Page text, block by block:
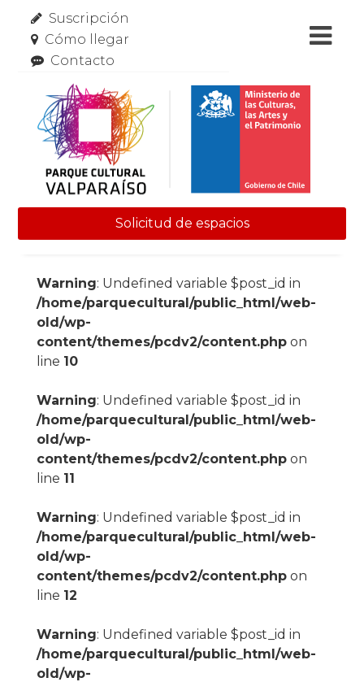
Suscripción
Cómo llegar
Contacto
Solicitud de espacios
Warning: Undefined variable $post_id in
/home/parquecultural/public_html/web-
old/wp-
content/themes/pcdv2/content.phpon
line 10
Warning: Undefined variable $post_id in
/home/parquecultural/public_html/web-
old/wp-
content/themes/pcdv2/content.phpon
line 11
Warning: Undefined variable $post_id in
/home/parquecultural/public_html/web-
old/wp-
content/themes/pcdv2/content.phpon
line 12
Warning: Undefined variable $post_id in
/home/parquecultural/public_html/web-
old/wp-